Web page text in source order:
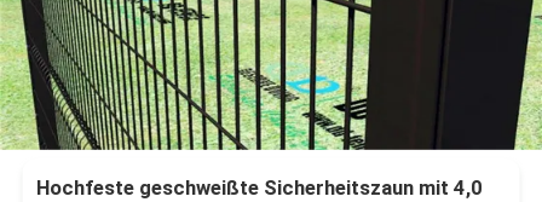
Hochfeste geschweißte Sicherheitszaun mit 4,0